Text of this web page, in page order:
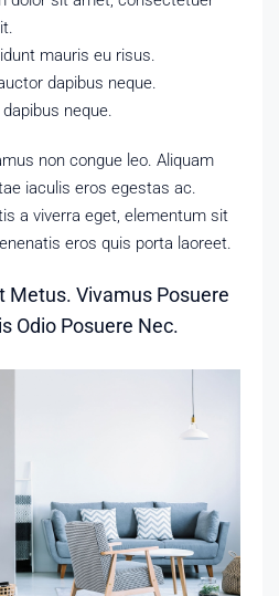
mauris eu risus.
dapibus neque.
neque.
non congue leo. Aliquam
iaculis eros egestas ac.
a viverra eget, elementum sit
eros quis porta laoreet.
Metus. Vivamus Posuere
Odio Posuere Nec.